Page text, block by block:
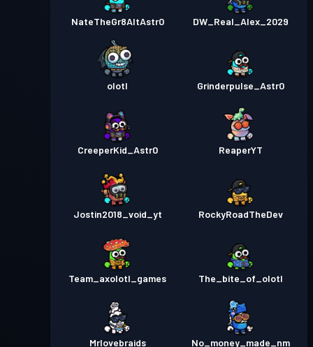
NateTheGr8AltAstr0 DW_Real_Alex_2029
olotl Grinderpulse_Astr0
CreeperKid_Astr0 ReaperYT
Jostin2018_void_yt RockyRoadTheDev
Team_axolotl_games The_bite_of_olotl
Mrlovebraids No_money_made_nm